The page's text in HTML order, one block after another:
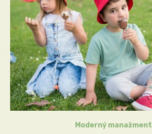
Moderný manažment